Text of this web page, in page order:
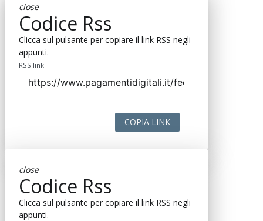
close
Codice Rss
Clicca sul pulsante per copiare il link RSS negli
appunti.
RSS link
COPIA LINK
close
Codice Rss
Clicca sul pulsante per copiare il link RSS negli
appunti.